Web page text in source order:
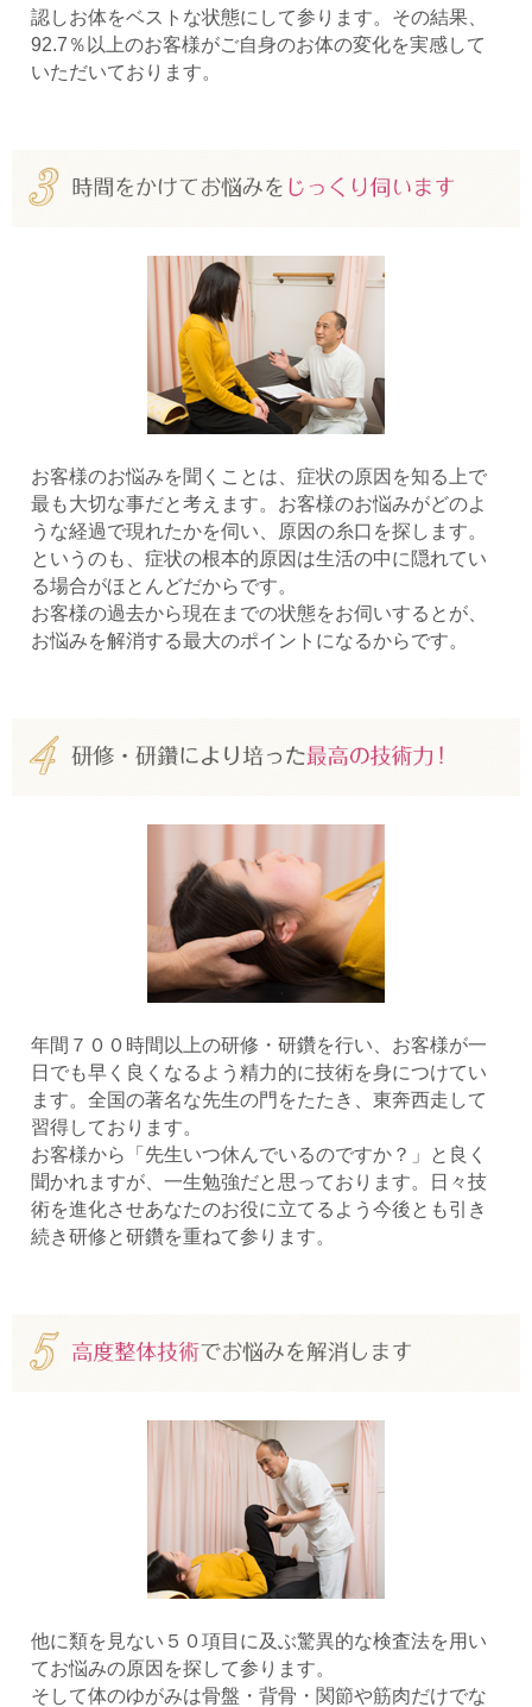
認しお体をベストな状態にして参ります。その結果、
92.7％以上のお客様がご自身のお体の変化を実感して
いただいております。
お客様のお悩みを聞くことは、症状の原因を知る上で
最も大切な事だと考えます。お客様のお悩みがどのよ
うな経過で現れたかを伺い、原因の糸口を探します。
というのも、症状の根本的原因は生活の中に隠れてい
る場合がほとんどだからです。
お客様の過去から現在までの状態をお伺いするとが、
お悩みを解消する最大のポイントになるからです。
年間７００時間以上の研修・研鑽を行い、お客様が一
日でも早く良くなるよう精力的に技術を身につけてい
ます。全国の著名な先生の門をたたき、東奔西走して
習得しております。
お客様から「先生いつ休んでいるのですか？」と良く
聞かれますが、一生勉強だと思っております。日々技
術を進化させあなたのお役に立てるよう今後とも引き
続き研修と研鑽を重ねて参ります。
他に類を見ない５０項目に及ぶ驚異的な検査法を用い
てお悩みの原因を探して参ります。
そして体のゆがみは骨盤・背骨・関節や筋肉だけでな